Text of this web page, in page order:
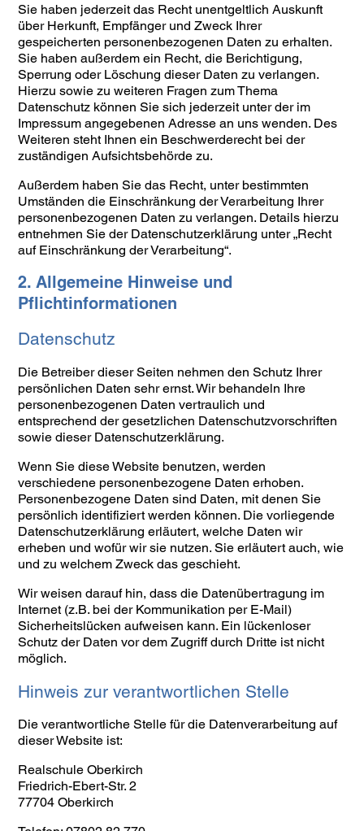
Sie haben jederzeit das Recht unentgeltlich Auskunft
über Herkunft, Empfänger und Zweck Ihrer
gespeicherten personenbezogenen Daten zu erhalten.
Sie haben außerdem ein Recht, die Berichtigung,
Sperrung oder Löschung dieser Daten zu verlangen.
Hierzu sowie zu weiteren Fragen zum Thema
Datenschutz können Sie sich jederzeit unter der im
Impressum angegebenen Adresse an uns wenden. Des
Weiteren steht Ihnen ein Beschwerderecht bei der
zuständigen Aufsichtsbehörde zu.
Außerdem haben Sie das Recht, unter bestimmten
Umständen die Einschränkung der Verarbeitung Ihrer
personenbezogenen Daten zu verlangen. Details hierzu
entnehmen Sie der Datenschutzerklärung unter „Recht
auf Einschränkung der Verarbeitung“.
2. Allgemeine Hinweise und
Pflichtinformationen
Datenschutz
Die Betreiber dieser Seiten nehmen den Schutz Ihrer
persönlichen Daten sehr ernst. Wir behandeln Ihre
personenbezogenen Daten vertraulich und
entsprechend der gesetzlichen Datenschutzvorschriften
sowie dieser Datenschutzerklärung.
Wenn Sie diese Website benutzen, werden
verschiedene personenbezogene Daten erhoben.
Personenbezogene Daten sind Daten, mit denen Sie
persönlich identifiziert werden können. Die vorliegende
Datenschutzerklärung erläutert, welche Daten wir
erheben und wofür wir sie nutzen. Sie erläutert auch, wie
und zu welchem Zweck das geschieht.
Wir weisen darauf hin, dass die Datenübertragung im
Internet (z.B. bei der Kommunikation per E-Mail)
Sicherheitslücken aufweisen kann. Ein lückenloser
Schutz der Daten vor dem Zugriff durch Dritte ist nicht
möglich.
Hinweis zur verantwortlichen Stelle
Die verantwortliche Stelle für die Datenverarbeitung auf
dieser Website ist:
Realschule Oberkirch
Friedrich-Ebert-Str. 2
77704 Oberkirch